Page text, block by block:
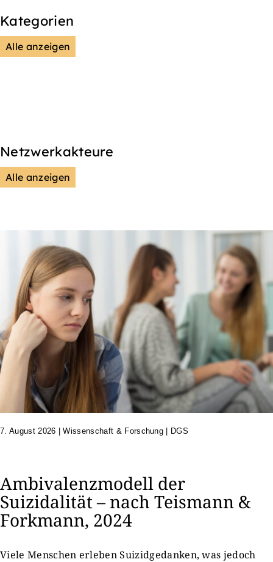
Kategorien
Alle anzeigen
Netzwerkakteure
Alle anzeigen
7. August 2026 |Wissenschaft & Forschung | DGS
Ambivalenzmodell der
Suizidalität – nach Teismann &
Forkmann, 2024
Viele Menschen erleben Suizidgedanken, was jedoch